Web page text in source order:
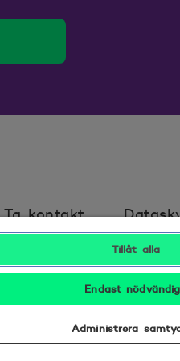
Ta kontakt
Bra att
Tillåt alla
Endast
Administrera